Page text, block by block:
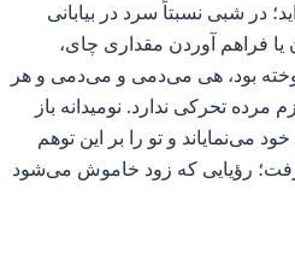
در شبی نسبتاً سرد در بیابانی
فراهم آوردن مقداری چای،
بود، هی می‌دمی و می‌دمی و هر
مرده تحرکی ندارد. نومیدانه باز
می‌نمایاند و تو را بر این توهم
رؤیایی که زود خاموش می‌شود